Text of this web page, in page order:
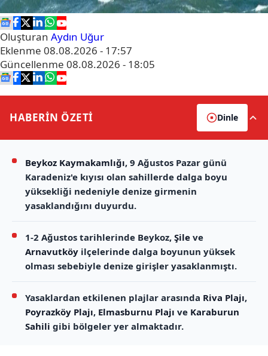
Oluşturan Aydın Uğur
Eklenme 08.08.2026 - 17:57
Güncellenme 08.08.2026 - 18:05
HABERİN ÖZETİ Dinle
Beykoz Kaymakamlığı, 9 Ağustos Pazar günü
Karadeniz'e kıyısı olan sahillerde dalga boyu
yüksekliği nedeniyle denize girmenin
yasaklandığını duyurdu.
1-2 Ağustos tarihlerinde Beykoz, Şile ve
Arnavutköy ilçelerinde dalga boyunun yüksek
olması sebebiyle denize girişler yasaklanmıştı.
Yasaklardan etkilenen plajlar arasında Riva Plajı,
Poyrazköy Plajı, Elmasburnu Plajı ve Karaburun
Sahili gibi bölgeler yer almaktadır.